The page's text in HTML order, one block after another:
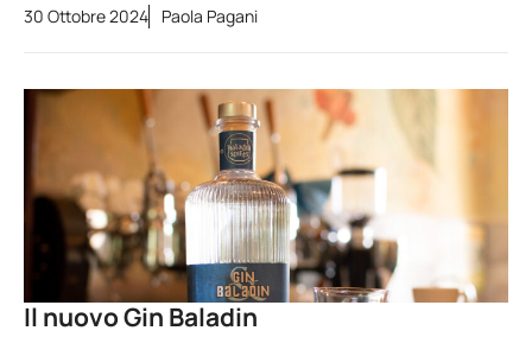
30 Ottobre 2024
Paola Pagani
Il nuovo Gin Baladin